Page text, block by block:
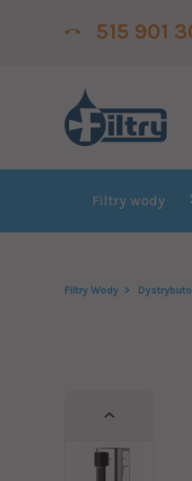
515 901
Filtry wody
Filtry Wody